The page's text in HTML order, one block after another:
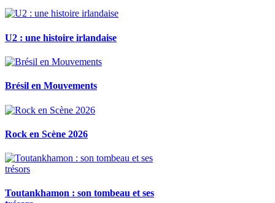
U2 : une histoire irlandaise
Brésil en Mouvements
Rock en Scène 2026
Toutankhamon : son tombeau et ses